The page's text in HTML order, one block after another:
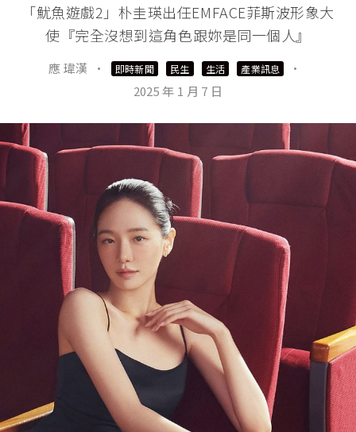
「魷魚遊戲2」朴圭瑛出任EMFACE菲斯波形象大
使『完全沒想到這角色跟妳是同一個人』
應 瑋漢 · 即時新聞 民生 生活 產業訊息
·
2025 年 1 月 7 日